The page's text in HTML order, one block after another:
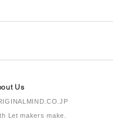
Us
Let makers make.